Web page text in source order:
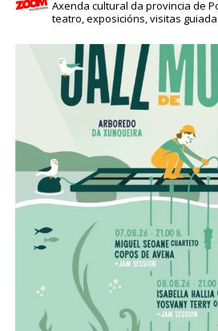
Axenda cultural da provincia de
teatro, exposicións, visitas